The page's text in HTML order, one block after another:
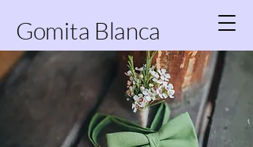
Gomita Blanca